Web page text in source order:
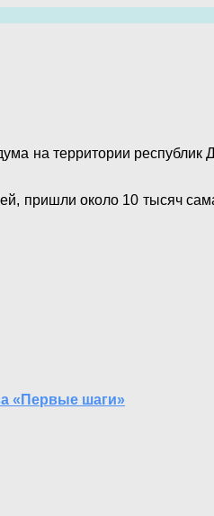
на территории республик
пришли около 10 тысяч
«Первые шаги»